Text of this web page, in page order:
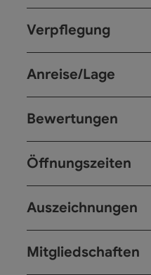
Verpflegung
Anreise/Lage
Bewertungen
Öffnungszeiten
Auszeichnungen
Mitgliedschaften